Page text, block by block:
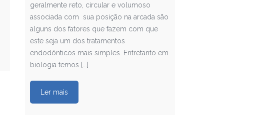
geralmente reto, circular e volumoso
associada com sua posição na arcada são
alguns dos fatores que fazem com que
este seja um dos tratamentos
endodônticos mais simples. Entretanto em
biologia temos [...]
Ler mais